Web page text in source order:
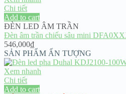
Chi tiết
Add to cart
ĐÈN LED ÂM TRẦN
Đèn âm trần chiếu sâu mini
546,000₫
SẢN PHẨM ẤN TƯỢNG
Xem nhanh
Chi tiết
Add to cart